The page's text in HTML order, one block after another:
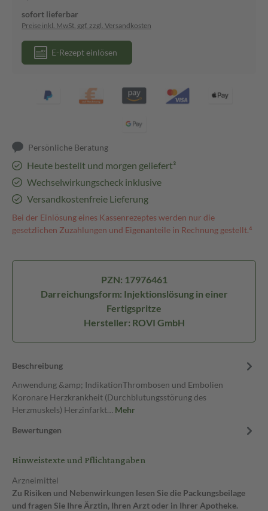
sofort lieferbar
Preise inkl. MwSt. ggf. zzgl. Versandkosten
E-Rezept einlösen
Persönliche Beratung
Heute bestellt und morgen geliefert³
Wechselwirkungscheck inklusive
Versandkostenfreie Lieferung
Bei der Einlösung eines Kassenrezeptes werden nur die
gesetzlichen Zuzahlungen und Eigenanteile in Rechnung gestellt.⁴
PZN: 17976461
Darreichungsform: Injektionslösung in einer
Fertigspritze
Hersteller: ROVI GmbH
Beschreibung
Anwendung &amp; IndikationThrombosen und Embolien
Koronare Herzkrankheit (Durchblutungsstörung des
Herzmuskels) Herzinfarkt… Mehr
Bewertungen
Hinweistexte und Pflichtangaben
Arzneimittel
Zu Risiken und Nebenwirkungen lesen Sie die Packungsbeilage
und fragen Sie Ihre Ärztin, Ihren Arzt oder in Ihrer Apotheke.